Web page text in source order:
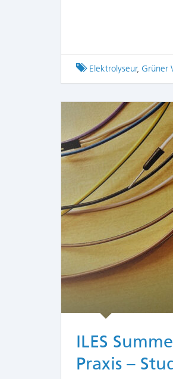
Tagged
Elektrolyseur, Grüner
ILES
Praxis –